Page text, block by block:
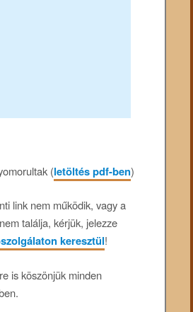
(letöltés pdf-ben)
link nem működik, vagy a
találja, kérjük, jelezze
keresztül!
is köszönjük minden